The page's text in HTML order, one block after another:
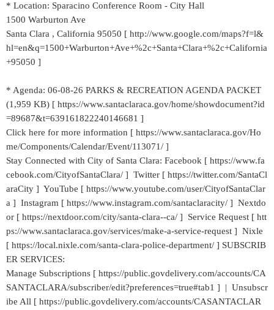
* Location: Sparacino Conference Room - City Hall
1500 Warburton Ave
Santa Clara , California 95050 [ http://www.google.com/maps?f=l&
hl=en&q=1500+Warburton+Ave+%2c+Santa+Clara+%2c+California
+95050 ]
* Agenda: 06-08-26 PARKS & RECREATION AGENDA PACKET
(1,959 KB) [ https://www.santaclaraca.gov/home/showdocument?id
=89687&t=639161822240146681 ]
Click here for more information [ https://www.santaclaraca.gov/Ho
me/Components/Calendar/Event/113071/ ]
Stay Connected with City of Santa Clara: Facebook [ https://www.fa
cebook.com/CityofSantaClara/ ] Twitter [ https://twitter.com/SantaCl
araCity ] YouTube [ https://www.youtube.com/user/CityofSantaClar
a ] Instagram [ https://www.instagram.com/santaclaracity/ ] Nextdo
or [ https://nextdoor.com/city/santa-clara--ca/ ] Service Request [ htt
ps://www.santaclaraca.gov/services/make-a-service-request ] Nixle
[ https://local.nixle.com/santa-clara-police-department/ ] SUBSCRIB
ER SERVICES:
Manage Subscriptions [ https://public.govdelivery.com/accounts/CA
SANTACLARA/subscriber/edit?preferences=true#tab1 ] | Unsubscr
ibe All [ https://public.govdelivery.com/accounts/CASANTACLAR